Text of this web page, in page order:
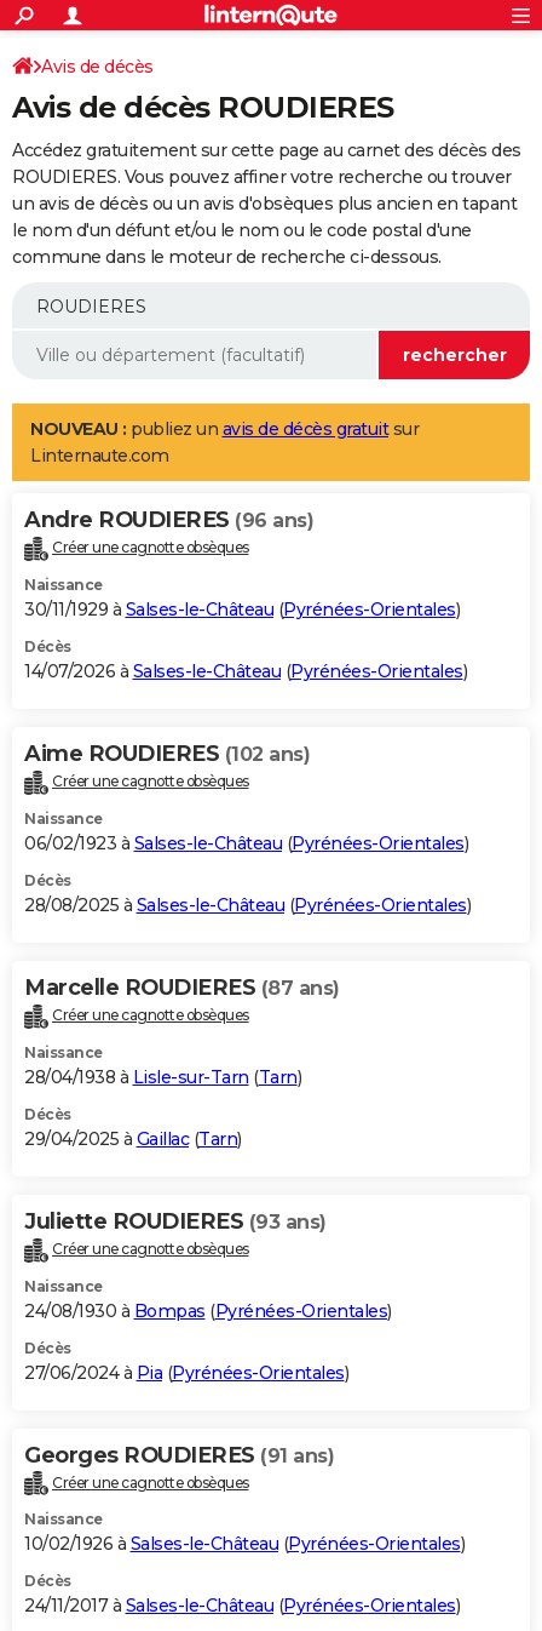
ACTUALITÉS
Politique
Société
Faits Divers
Education
Monde
Villes
+
SPORT
Coupe du monde 2026
Football
Tennis
Cyclisme
Rugby
Forum
Programme TV
TNT
Streaming
Cinéma
Sorties cinéma
Musique
+
FINANCE
Impôts
Immobilier
Risques naturels par ville
Banque
Assurance
Crédit
AUTO
Essais
Réserver un essai
Citadines
Berlines
SUV
Forum auto
+
Mobiles
Meilleur smartphone
Internet
Ordinateurs
Jeux vidéo
Guide high-tech
Aménagement intérieur
LIFESTYLE
Art de vivre
Bien-être
Loisirs
Mode
Modes de vie
Alimentation
Guide de la santé
Maladies
Médicaments
Sommeil
VOYAGE
Destinations
City break
Voyage nature
Voyage de noces
Forum
Climat
+PHOTO
GUIDES D'ACHAT
BONS PLANS
Carte de Noël
Carte Bonne année
Carte Saint-Valentin
Carte Pâques
Carte d'anniversaire
DICTIONNAIRE
Dictionnaire
Biographies
Citations
Expressions
Proverbes
PROGRAMME TV
S'inscrire
Se connecter
Lycées
Collèges
Primaires
Universités
Entreprises
Service militaire
Avis de recherche
AVIS DE DÉCÈS
Bricolage
Lifestyle
Culture
Sport
Auto
Television
Voyage
Cinema
Avis de décès
Avis de décès ROUDIERES
Accédez gratuitement sur cette page au carnet des décès des
ROUDIERES. Vous pouvez affiner votre recherche ou trouver
un avis de décès ou un avis d'obsèques plus ancien en tapant
le nom d'un défunt et/ou le nom ou le code postal d'une
commune dans le moteur de recherche ci-dessous.
NOUVEAU : publiez un avis de décès gratuitsur
Linternaute.com
Andre ROUDIERES (96 ans)
Créer une cagnotte obsèques
Naissance
30/11/1929 à Salses-le-Château (Pyrénées-Orientales)
Décès
14/07/2026 à Salses-le-Château (Pyrénées-Orientales)
Aime ROUDIERES (102 ans)
Créer une cagnotte obsèques
Naissance
06/02/1923 à Salses-le-Château (Pyrénées-Orientales)
Décès
28/08/2025 à Salses-le-Château (Pyrénées-Orientales)
Marcelle ROUDIERES (87 ans)
Créer une cagnotte obsèques
Naissance
28/04/1938 à Lisle-sur-Tarn (Tarn)
Décès
29/04/2025 à Gaillac(Tarn)
Juliette ROUDIERES (93 ans)
Créer une cagnotte obsèques
Naissance
24/08/1930 à Bompas (Pyrénées-Orientales)
Décès
27/06/2024 à Pia (Pyrénées-Orientales)
Georges ROUDIERES (91 ans)
Créer une cagnotte obsèques
Naissance
10/02/1926 à Salses-le-Château (Pyrénées-Orientales)
Décès
24/11/2017 à Salses-le-Château (Pyrénées-Orientales)